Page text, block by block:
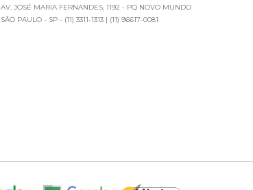
AV. JOSÉ MARIA FERNANDES, 1192 - PQ NOVO MUNDO
SÃO PAULO - SP - (11) 3311-1313 | (11) 96617-0081